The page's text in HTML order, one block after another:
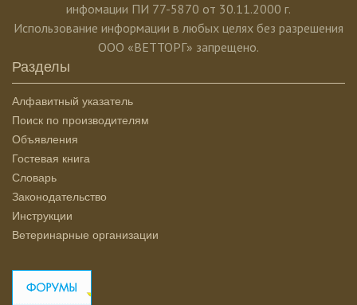
инфомации ПИ 77-5870 от 30.11.2000 г.
Использование информации в любых целях без разрешения
ООО «ВЕТТОРГ» запрещено.
Разделы
Алфавитный указатель
Поиск по производителям
Объявления
Гостевая книга
Словарь
Законодательство
Инструкции
Ветеринарные организации